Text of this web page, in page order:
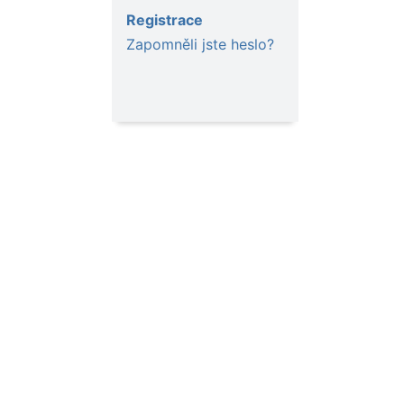
Registrace
Zapomněli jste heslo?